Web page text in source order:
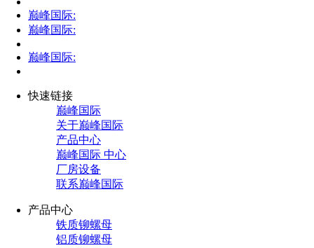
巅峰国际:
巅峰国际:
巅峰国际:
快速链接
巅峰国际
关于巅峰国际
产品中心
巅峰国际 中心
厂房设备
联系巅峰国际
产品中心
铁质铆螺母
铝质铆螺母